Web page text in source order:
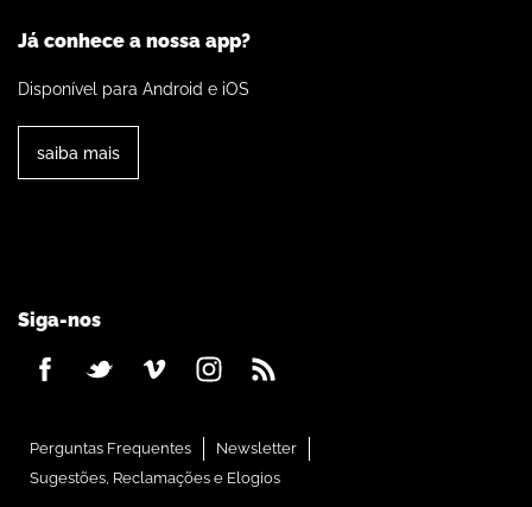
Já conhece a nossa app?
Disponível para Android e iOS
saiba mais
Siga-nos
Perguntas Frequentes
Newsletter
Sugestões, Reclamações e Elogios